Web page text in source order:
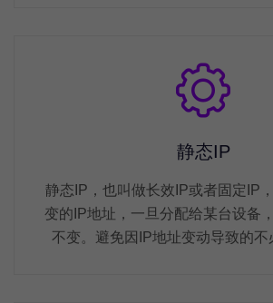
静态IP
静态IP，也叫做长效IP或者固定IP
变的IP地址，一旦分配给某台设备
不变。避免因IP地址变动导致的不